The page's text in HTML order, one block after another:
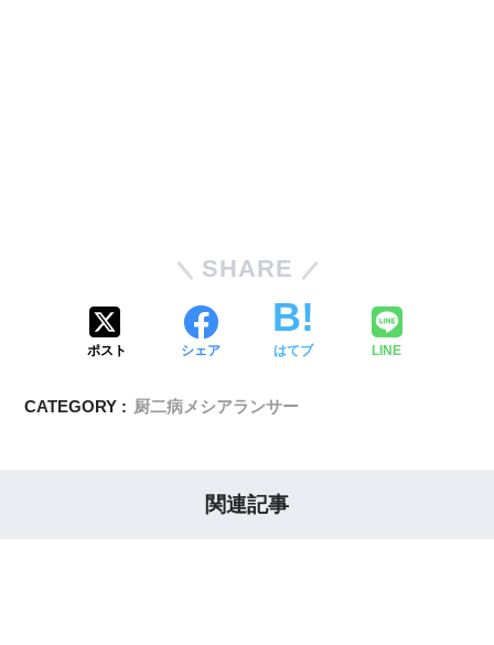
SHARE
ポスト シェア はてブ LINE
CATEGORY : 厨二病メシアランサー
関連記事